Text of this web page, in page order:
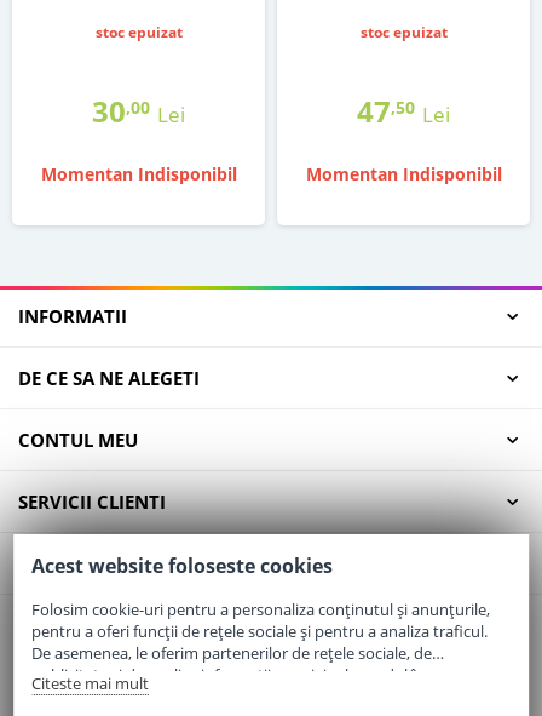
stoc epuizat
30,00 Lei
Momentan Indisponibil
stoc epuizat
47,50 Lei
Momentan Indisponibil
INFORMATII
DE CE SA NE ALEGETI
CONTUL MEU
SERVICII CLIENTI
CONTACT
Email:office@elaptepraf.ro
Telefon:0745-964-449
Adresa:Sos. Borsului, Nr. 20, Oradea, Jud. Bihor
Acest website foloseste cookies
Folosim cookie-uri pentru a personaliza conținutul și anunțurile,
pentru a oferi funcții de rețele sociale și pentru a analiza traficul.
De asemenea, le oferim partenerilor de rețele sociale, de
publicitate și de analize informații cu privire la modul în care
folosiți site-ul nostru. Aceștia le pot combina cu alte informații
Citeste mai mult